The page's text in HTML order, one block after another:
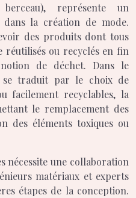
représente un
la création de mode.
des produits dont tous
réutilisés ou recyclés en fin
de déchet. Dans le
se traduit par le choix de
facilement recyclables, la
le remplacement des
des éléments toxiques ou
nécessite une collaboration
matériaux et experts
étapes de la conception.